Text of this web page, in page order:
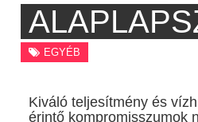
EGYÉB
Kiváló teljesítmény és
érintő kompromisszumok